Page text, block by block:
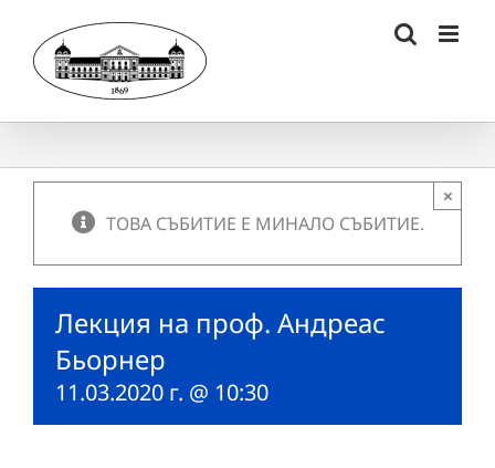
content
ТОВА СЪБИТИЕ Е МИНАЛО СЪБИТИЕ.
×
Лекция на проф. Андреас
Бьорнер
11.03.2020 г. @ 10:30